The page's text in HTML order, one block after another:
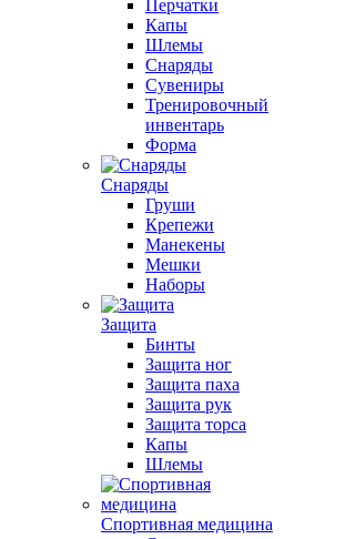
Перчатки
Капы
Шлемы
Снаряды
Сувениры
Тренировочный
инвентарь
Форма
Снаряды
Груши
Крепежи
Манекены
Мешки
Наборы
Защита
Бинты
Защита ног
Защита паха
Защита рук
Защита торса
Капы
Шлемы
Спортивная медицина